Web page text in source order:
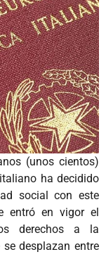
(unos cientos)
ha decidido
social con este
entró en vigor el
derechos a la
desplazan entre